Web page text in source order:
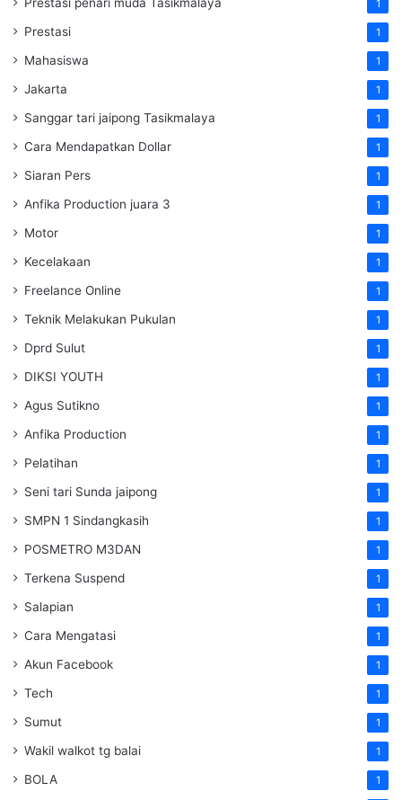
1
Prestasi 1
Mahasiswa 1
Jakarta 1
Sanggar tari jaipong Tasikmalaya 1
Cara Mendapatkan Dollar 1
Siaran Pers 1
Anfika Production juara 3 1
Motor 1
Kecelakaan 1
Freelance Online 1
Teknik Melakukan Pukulan 1
Dprd Sulut 1
DIKSI YOUTH 1
Agus Sutikno 1
Anfika Production 1
Pelatihan 1
Seni tari Sunda jaipong 1
SMPN 1 Sindangkasih 1
POSMETRO M3DAN 1
Terkena Suspend 1
Salapian 1
Cara Mengatasi 1
Akun Facebook 1
Tech 1
Sumut 1
Wakil walkot tg balai 1
BOLA 1